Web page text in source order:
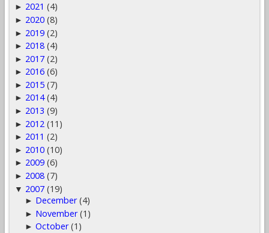
► 2021 (4)
► 2020 (8)
► 2019 (2)
► 2018 (4)
► 2017 (2)
► 2016 (6)
► 2015 (7)
► 2014 (4)
► 2013 (9)
► 2012 (11)
► 2011 (2)
► 2010 (10)
► 2009 (6)
► 2008 (7)
▼ 2007 (19)
► December (4)
► November (1)
►October (1)